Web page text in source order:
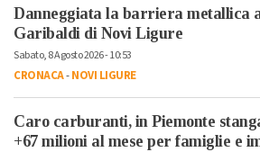
Danneggiata la barriera metallica
Garibaldi di Novi Ligure
Sabato, 8 Agosto 2026 - 10:53
CRONACA-NOVI LIGURE
Caro carburanti, in Piemonte
+67 milioni al mese per famiglie e